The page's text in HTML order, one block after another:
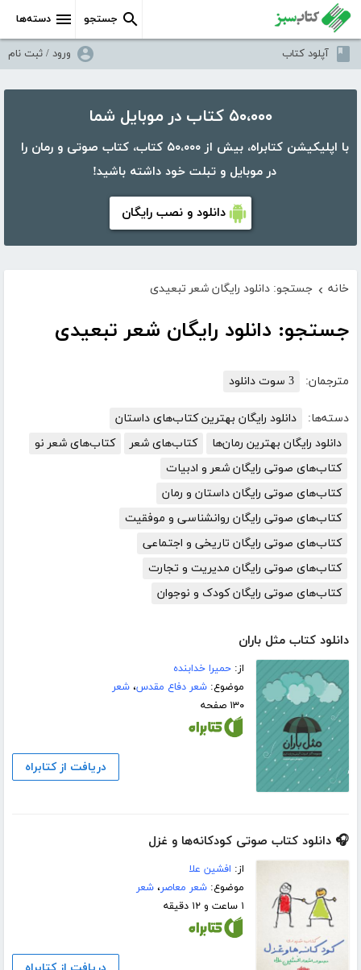
دسته‌ها جستجو
آپلود کتاب ورود / ثبت نام
۵۰،۰۰۰ کتاب در موبایل شما
با اپلیکیشن کتابراه، بیش از ۵۰،۰۰۰ کتاب، کتاب صوتی و رمان را
در موبایل و تبلت خود داشته باشید!
دانلود و نصب رایگان
خانه › جستجو: دانلود رایگان شعر تبعیدی
جستجو: دانلود رایگان شعر تبعیدی
مترجمان: 3 سوت دانلود
دسته‌ها:
دانلود رایگان بهترین کتاب‌های داستان
دانلود رایگان بهترین رمان‌ها
کتاب‌های شعر
کتاب‌های شعر نو
کتاب‌های صوتی رایگان شعر و ادبیات
کتاب‌های صوتی رایگان داستان و رمان
کتاب‌های صوتی رایگان روانشناسی و موفقیت
کتاب‌های صوتی رایگان تاریخی و اجتماعی
کتاب‌های صوتی رایگان مدیریت و تجارت
کتاب‌های صوتی رایگان کودک و نوجوان
دانلود کتاب مثل باران
از:حمیرا خدابنده
موضوع:شعر دفاع مقدس،شعر
۱۳۰ صفحه
دریافت از کتابراه
🎧 دانلود کتاب صوتی کودکانه‌ها و غزل
از: افشین علا
موضوع:شعر معاصر،شعر
۱ ساعت و ۱۲ دقیقه